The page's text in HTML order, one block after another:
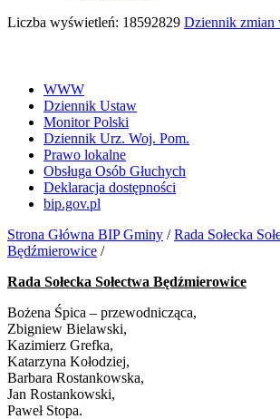
Liczba wyświetleń: 18592829 Dziennik zmian
WWW
Dziennik Ustaw
Monitor Polski
Dziennik Urz. Woj. Pom.
Prawo lokalne
Obsługa Osób Głuchych
Deklaracja dostępności
bip.gov.pl
Strona Główna BIP Gminy /Rada Sołecka
Będźmierowice /
Rada Sołecka Sołectwa Będźmierowice
Bożena Śpica – przewodnicząca,
Zbigniew Bielawski,
Kazimierz Grefka,
Katarzyna Kołodziej,
Barbara Rostankowska,
Jan Rostankowski,
Paweł Stopa.